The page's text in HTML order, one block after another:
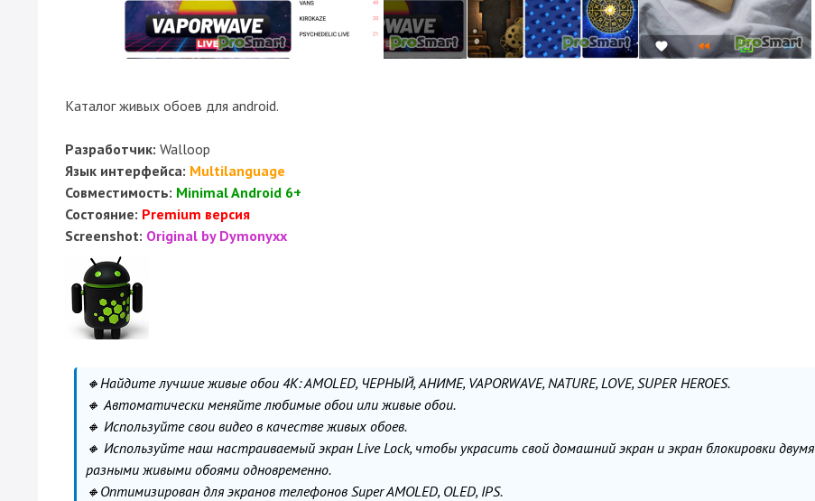
Каталог живых обоев для android.
Разработчик: Walloop
Язык интерфейса: Multilanguage
Совместимость: Minimal Android 6+
Состояние: Premium версия
Screenshot: Original by Dymonyxx
🔸Найдите лучшие живые обои 4K: AMOLED, ЧЕРНЫЙ, АНИМЕ, VAPORWAVE, NATURE, LOVE, SUPER HEROES.
🔸 Автоматически меняйте любимые обои или живые обои.
🔸 Используйте свои видео в качестве живых обоев.
🔸 Используйте наш настраиваемый экран Live Lock, чтобы украсить свой домашний экран и экран блокировки двумя
разными живыми обоями одновременно.
🔸Оптимизирован для экранов телефонов Super AMOLED, OLED, IPS.